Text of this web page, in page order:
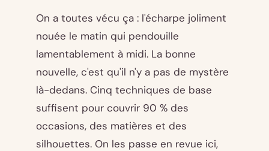
On a toutes vécu ça : l'écharpe joliment
nouée le matin qui pendouille
lamentablement à midi. La bonne
nouvelle, c'est qu'il n'y a pas de mystère
là-dedans. Cinq techniques de base
suffisent pour couvrir 90 % des
occasions, des matières et des
silhouettes. On les passe en revue ici,